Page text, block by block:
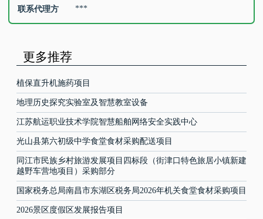
联系代理方 ***
更多推荐
植保直升机施药项目
地理历史探究实验室及智慧教室设备
江苏航运职业技术学院智慧船舶网络安全实践中心
光山县第六初级中学食堂食材采购配送项目
同江市民族乡村旅游发展项目四标段（街津口特色旅居小镇新建
越野车营地项目）采购部分
国家税务总局南昌市东湖区税务局2026年机关食堂食材采购项目
2026景区度假区发展报告项目